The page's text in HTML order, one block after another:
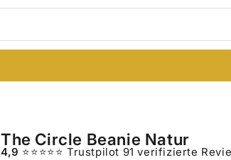
The Circle Beanie Natur
4,9 ⭐⭐⭐⭐⭐ Trustpilot 91 verifizierte